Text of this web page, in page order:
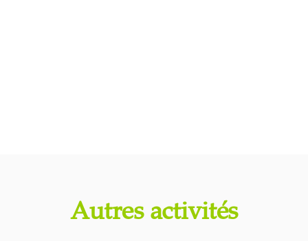
Autres activités